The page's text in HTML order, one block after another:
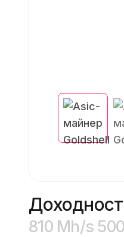
810 Mh/s